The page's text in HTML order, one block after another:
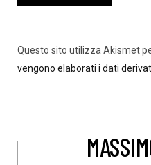
Questo sito utilizza Akismet
vengono elaborati i dati